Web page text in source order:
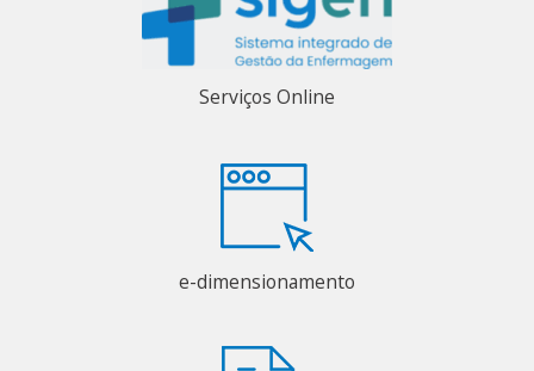
Serviços Online
e-dimensionamento